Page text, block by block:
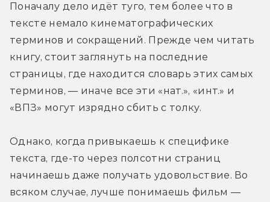
Поначалу дело идёт туго, тем более что в
тексте немало кинематографических
терминов и сокращений. Прежде чем читать
книгу, стоит заглянуть на последние
страницы, где находится словарь этих самых
терминов, — иначе все эти «нат.», «инт.» и
«ВПЗ» могут изрядно сбить с толку.
Однако, когда привыкаешь к специфике
текста, где-то через полсотни страниц
начинаешь даже получать удовольствие. Во
всяком случае, лучше понимаешь фильм —